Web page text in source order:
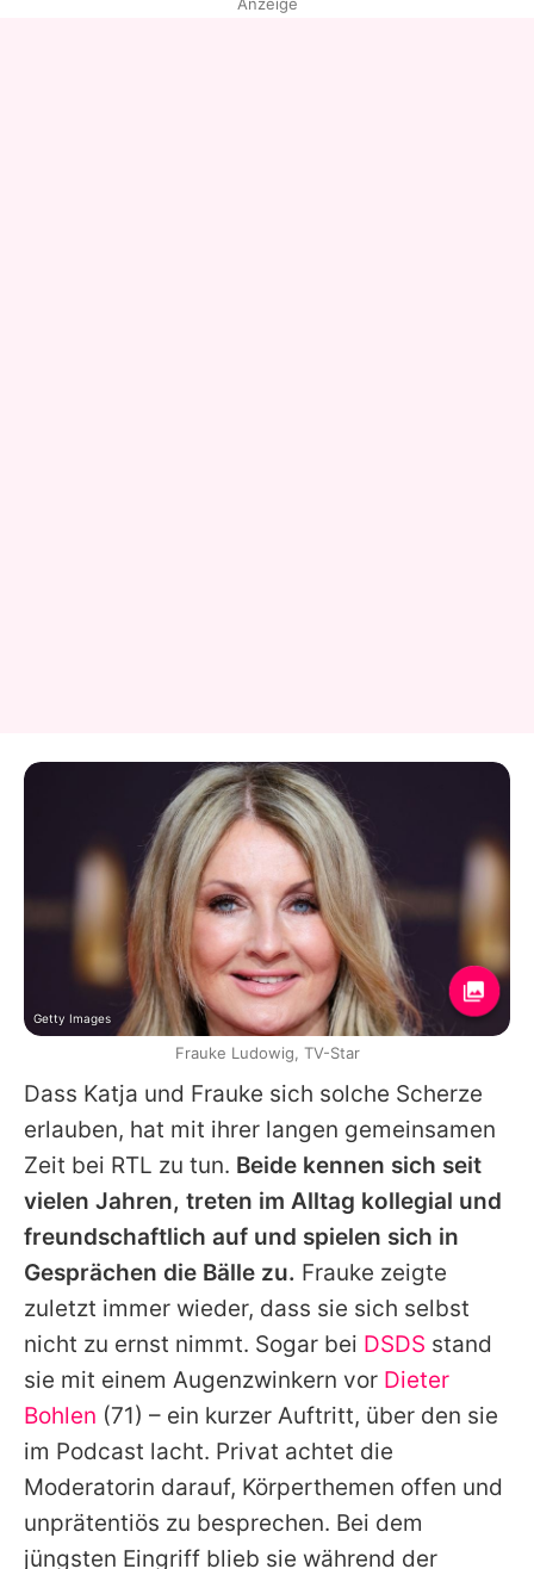
Dass Katja und Frauke sich solche Scherze
erlauben, hat mit ihrer langen gemeinsamen
Zeit bei RTL zu tun. Beide kennen sich seit
vielen Jahren, treten im Alltag kollegial und
freundschaftlich auf und spielen sich in
Gesprächen die Bälle zu. Frauke zeigte
zuletzt immer wieder, dass sie sich selbst
nicht zu ernst nimmt. Sogar bei DSDS stand
sie mit einem Augenzwinkern vor Dieter
Bohlen (71) – ein kurzer Auftritt, über den sie
im Podcast lacht. Privat achtet die
Moderatorin darauf, Körperthemen offen und
unprätentiös zu besprechen. Bei dem
jüngsten Eingriff blieb sie während der
Anzeige
Getty Images
Frauke Ludowig, TV-Star